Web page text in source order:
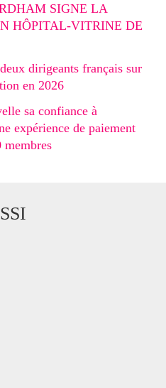
SIGNE LA
HÔPITAL-VITRINE DE
dirigeants français sur
en 2026
sa confiance à
expérience de paiement
membres